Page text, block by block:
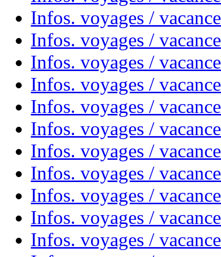
Infos. voyages /
Infos. voyages /
Infos. voyages /
Infos. voyages /
Infos. voyages /
Infos. voyages /
Infos. voyages /
Infos. voyages /
Infos. voyages /
Infos. voyages /
Infos. voyages /